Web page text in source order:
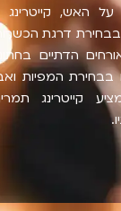
על האש,
דרגת
הדתיים
בבחירת המפיות
קייטרינג